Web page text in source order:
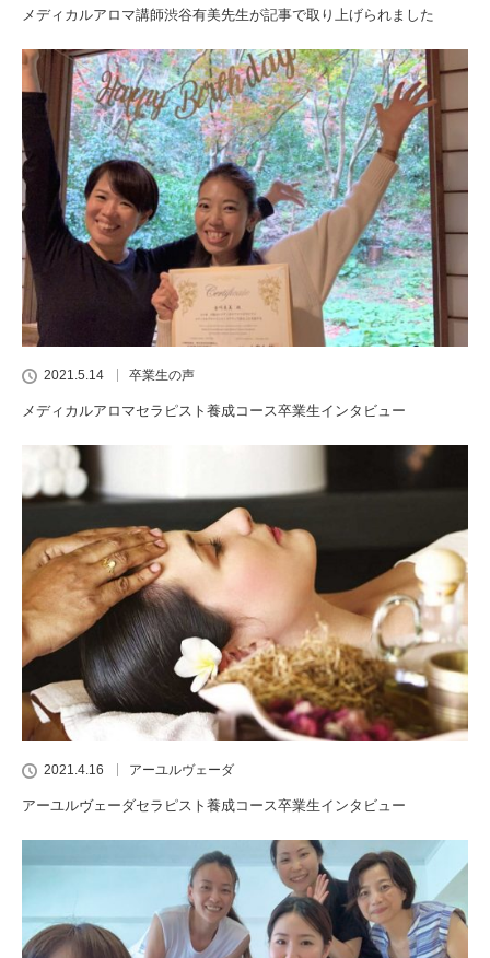
メディカルアロマ講師渋谷有美先生が記事で取り上げられました
2021.5.14 卒業生の声
メディカルアロマセラピスト養成コース卒業生インタビュー
2021.4.16 アーユルヴェーダ
アーユルヴェーダセラピスト養成コース卒業生インタビュー